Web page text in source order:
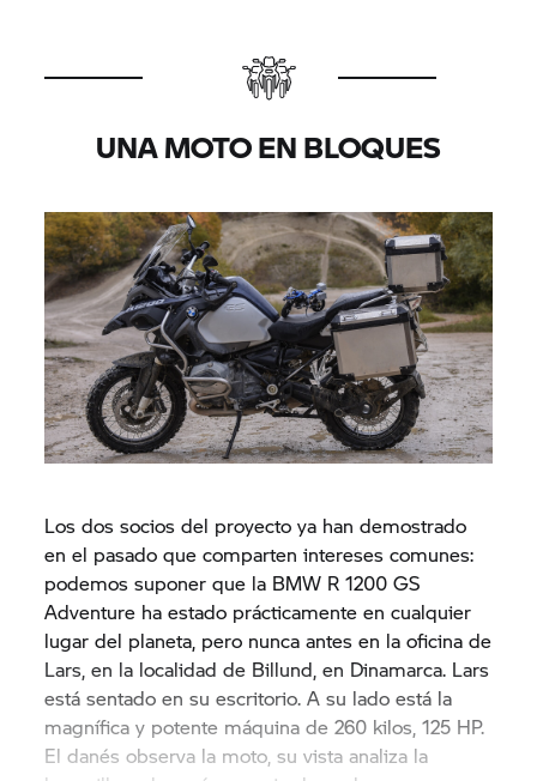
UNA MOTO EN BLOQUES
Los dos socios del proyecto ya han demostrado
en el pasado que comparten intereses comunes:
podemos suponer que la BMW R 1200 GS
Adventure ha estado prácticamente en cualquier
lugar del planeta, pero nunca antes en la oficina de
Lars, en la localidad de Billund, en Dinamarca. Lars
está sentado en su escritorio. A su lado está la
magnífica y potente máquina de 260 kilos, 125 HP.
El danés observa la moto, su vista analiza la